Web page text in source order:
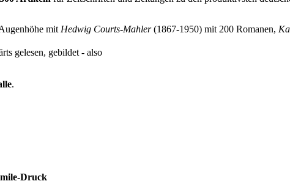
mit Hedwig Courts-Mahler(1867-1950) mit 200 Romanen,
gelesen, gebildet - also
.
Druck